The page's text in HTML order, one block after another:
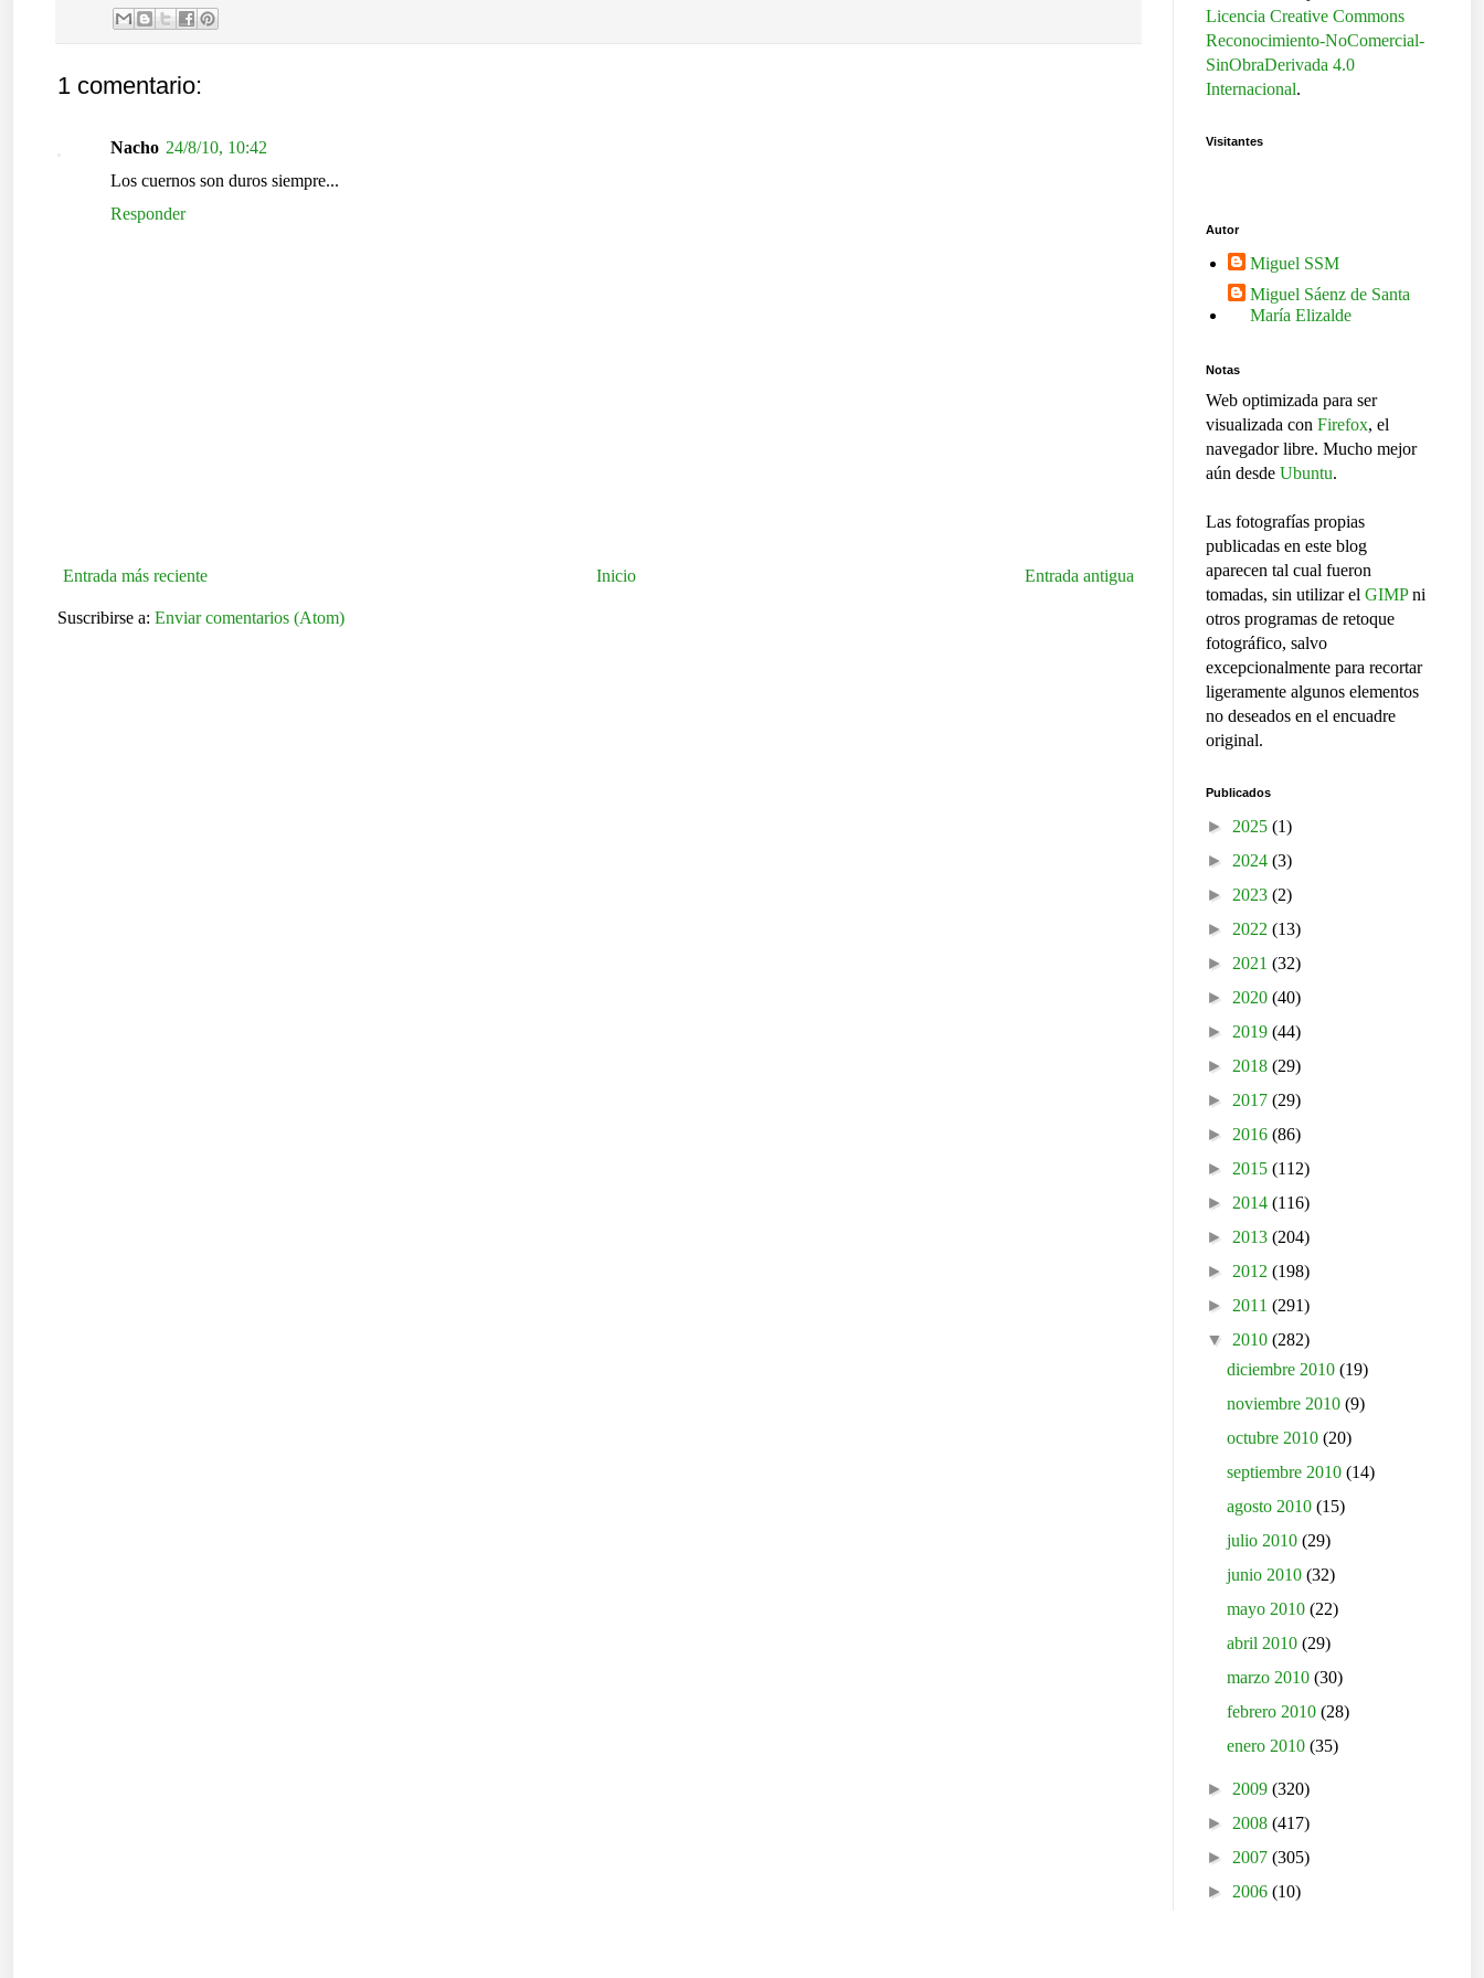
1 comentario:
Nacho 24/8/10, 10:42
Los cuernos son duros siempre...
Responder
Entrada más reciente Entrada antigua
Inicio
Suscribirse a: Enviar comentarios (Atom)
Licencia Creative Commons
Reconocimiento-NoComercial-
SinObraDerivada 4.0
Internacional.
Visitantes
Autor
Miguel SSM
Miguel Sáenz de Santa
María Elizalde
Notas
Web optimizada para ser
visualizada con Firefox, el
navegador libre. Mucho mejor
aún desde Ubuntu.
Las fotografías propias
publicadas en este blog
aparecen tal cual fueron
tomadas, sin utilizar el GIMPni
otros programas de retoque
fotográfico, salvo
excepcionalmente para recortar
ligeramente algunos elementos
no deseados en el encuadre
original.
Publicados
► 2025 (1)
► 2024 (3)
► 2023 (2)
► 2022 (13)
► 2021 (32)
► 2020 (40)
► 2019 (44)
► 2018 (29)
► 2017 (29)
► 2016 (86)
► 2015 (112)
► 2014 (116)
► 2013 (204)
► 2012 (198)
► 2011 (291)
▼ 2010 (282)
diciembre 2010(19)
noviembre 2010(9)
octubre 2010(20)
septiembre 2010(14)
agosto 2010(15)
julio 2010(29)
junio 2010(32)
mayo 2010(22)
abril 2010(29)
marzo 2010(30)
febrero 2010(28)
enero 2010(35)
► 2009 (320)
► 2008 (417)
► 2007 (305)
► 2006 (10)